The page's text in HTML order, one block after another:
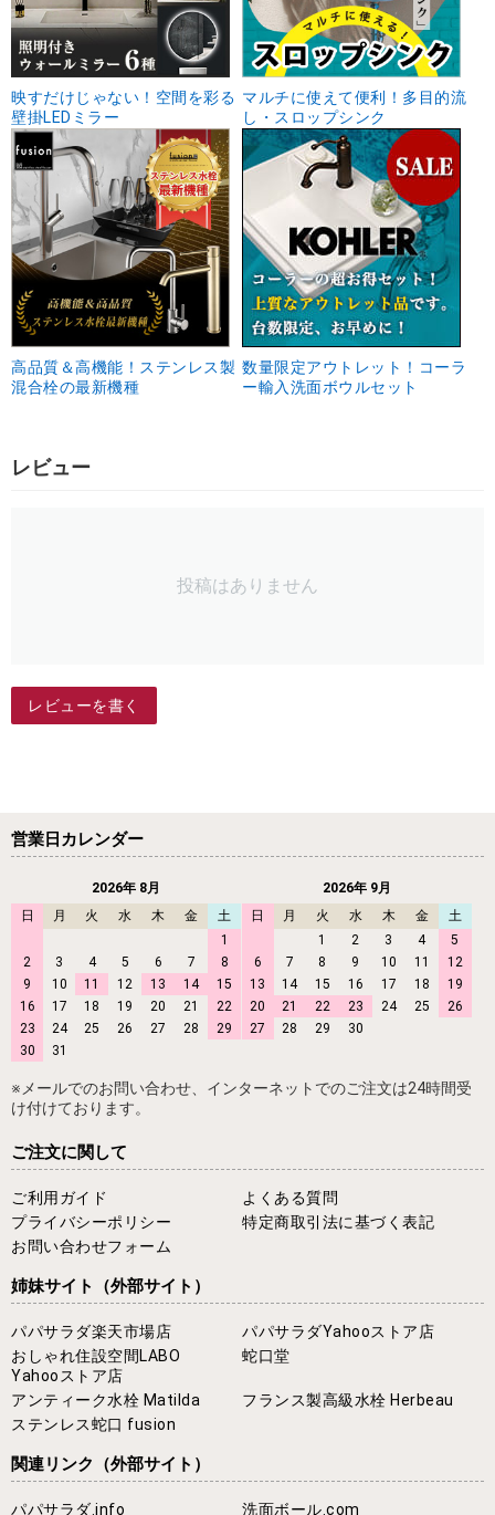
映すだけじゃない！空間を彩る
壁掛LEDミラー
マルチに使えて便利！多目的流
し・スロップシンク
高品質＆高機能！ステンレス製
混合栓の最新機種
数量限定アウトレット！コーラ
ー輸入洗面ボウルセット
レビュー
投稿はありません
レビューを書く
営業日カレンダー
2026年 8月
日
月 火 水 木 金
土
1
2
3 4 5 6 7
8
9
10 11 12 13 14
15
16
17 18 19 20 21
22
23
24 25 26 27 28
29
30
31
2026年 9月
日
月 火 水 木 金
土
1
2 3 4
5
6
7 8 9 10 11
12
13
14 15 16 17 18
19
20
21 22 23 24 25
26
27
28 29 30
※メールでのお問い合わせ、インターネットでのご注文は24時間受
け付けております。
ご注文に関して
ご利用ガイド
よくある質問
プライバシーポリシー
特定商取引法に基づく表記
お問い合わせフォーム
姉妹サイト （外部サイト）
パパサラダ楽天市場店
パパサラダYahooストア店
おしゃれ住設空間LABO
Yahooストア店
蛇口堂
アンティーク水栓 Matilda
フランス製高級水栓 Herbeau
ステンレス蛇口 fusion
関連リンク （外部サイト）
パパサラダ.info 洗面ボール.com